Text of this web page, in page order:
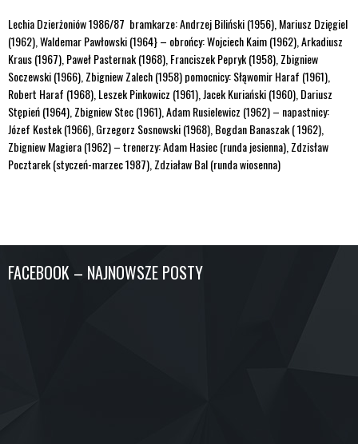
Lechia Dzierżoniów 1986/87 bramkarze: Andrzej Biliński (1956), Mariusz Dzięgiel
(1962), Waldemar Pawłowski (1964} – obrońcy: Wojciech Kaim (1962), Arkadiusz
Kraus (1967), Paweł Pasternak (1968), Franciszek Pepryk (1958), Zbigniew
Soczewski (1966), Zbigniew Zalech (1958) pomocnicy: Słąwomir Haraf (1961),
Robert Haraf (1968), Leszek Pinkowicz (1961), Jacek Kuriański (1960), Dariusz
Stępień (1964), Zbigniew Stec (1961), Adam Rusielewicz (1962) – napastnicy:
Józef Kostek (1966), Grzegorz Sosnowski (1968), Bogdan Banaszak ( 1962),
Zbigniew Magiera (1962) – trenerzy: Adam Hasiec (runda jesienna), Zdzisław
Pocztarek (styczeń-marzec 1987), Zdziaław Bal (runda wiosenna)
FACEBOOK – NAJNOWSZE POSTY